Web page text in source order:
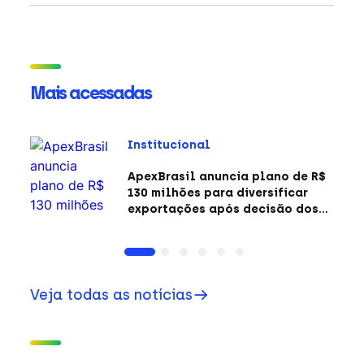
Mais acessadas
Institucional
ApexBrasil anuncia plano de R$
130 milhões para diversificar
exportações após decisão dos
Veja todas as notícias